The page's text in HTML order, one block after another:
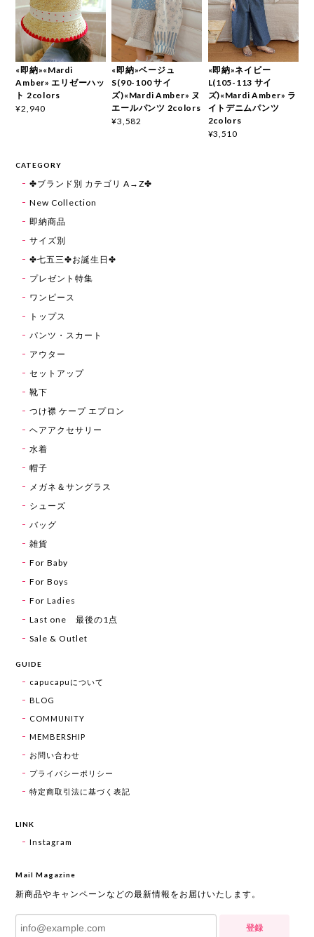
«即納»«Mardi
Amber» エリゼーハッ
ト 2colors
¥2,940
«即納»ベージュ
S(90-100 サイ
ズ)«Mardi Amber» ヌ
エールパンツ 2colors
¥3,582
«即納»ネイビー
L(105-113 サイ
ズ)«Mardi Amber» ラ
イトデニムパンツ
2colors
¥3,510
CATEGORY
✤ブランド別 カテゴリ A→Z✤
New Collection
即納商品
サイズ別
✤七五三✤お誕生日✤
プレゼント特集
ワンピース
トップス
パンツ・スカート
アウター
セットアップ
靴下
つけ襟 ケープ エプロン
ヘアアクセサリー
水着
帽子
メガネ＆サングラス
シューズ
バッグ
雑貨
For Baby
For Boys
For Ladies
Last one 最後の1点
Sale & Outlet
GUIDE
capucapuについて
BLOG
COMMUNITY
MEMBERSHIP
お問い合わせ
プライバシーポリシー
特定商取引法に基づく表記
LINK
Instagram
Mail Magazine
新商品やキャンペーンなどの最新情報をお届けいたします。
登録